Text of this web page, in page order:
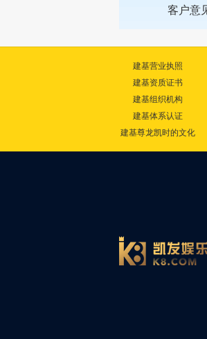
客户意
建基营业执照
建基资质证书
建基组织机构
建基体系认证
建基尊龙凯时的文化